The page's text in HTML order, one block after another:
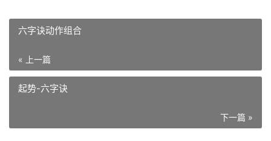
六字诀动作组合
« 上一篇
起势-六字诀
下一篇 »